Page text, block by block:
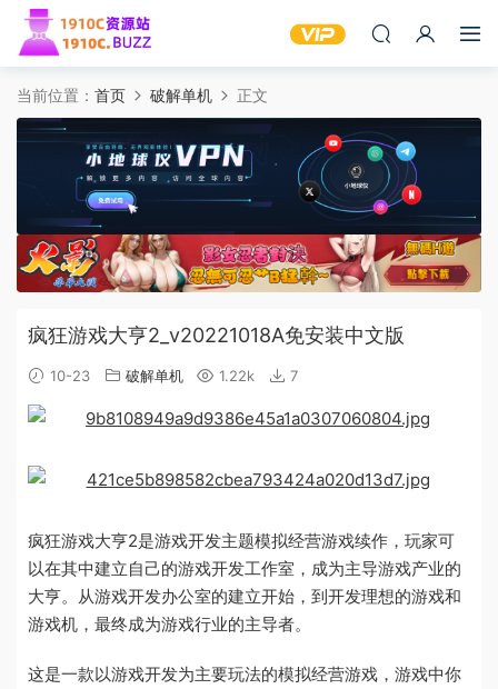
当前位置： 首页 破解单机 正文
疯狂游戏大亨2_v20221018A免安装中文版
10-23 破解单机 1.22k 7
疯狂游戏大亨2是游戏开发主题模拟经营游戏续作，玩家可
以在其中建立自己的游戏开发工作室，成为主导游戏产业的
大亨。从游戏开发办公室的建立开始，到开发理想的游戏和
游戏机，最终成为游戏行业的主导者。
这是一款以游戏开发为主要玩法的模拟经营游戏，游戏中你